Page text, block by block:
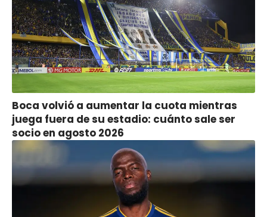
Boca volvió a aumentar la cuota mientras
juega fuera de su estadio: cuánto sale ser
socio en agosto 2026